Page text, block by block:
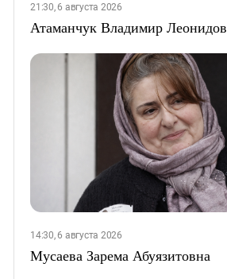
21:30, 6 августа 2026
Атаманчук Владимир
14:30, 6 августа 2026
Мусаева Зарема Абуязитовна